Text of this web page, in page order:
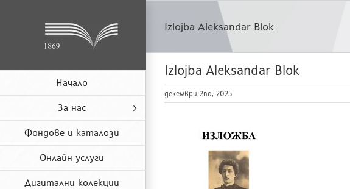
Начало
За нас
Фондове и каталози
Онлайн услуги
Дигитални колекции
Izlojba Aleksandar Blok
Izlojba Aleksandar Blok
декември 2nd, 2025